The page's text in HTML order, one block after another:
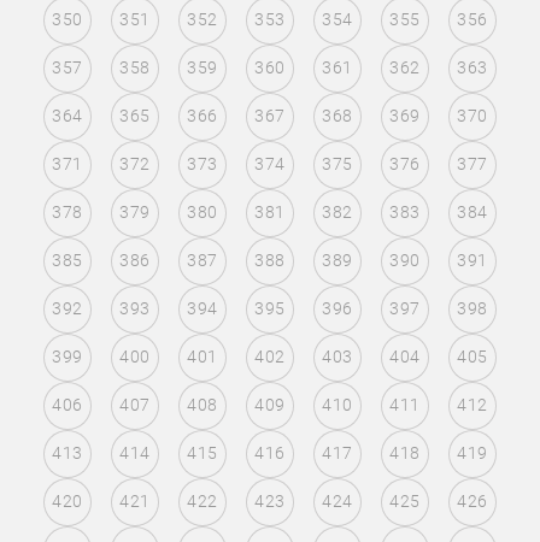
350 351 352 353 354 355 356
357 358 359 360 361 362 363
364 365 366 367 368 369 370
371 372 373 374 375 376 377
378 379 380 381 382 383 384
385 386 387 388 389 390 391
392 393 394 395 396 397 398
399 400 401 402 403 404 405
406 407 408 409 410 411 412
413 414 415 416 417 418 419
420 421 422 423 424 425 426